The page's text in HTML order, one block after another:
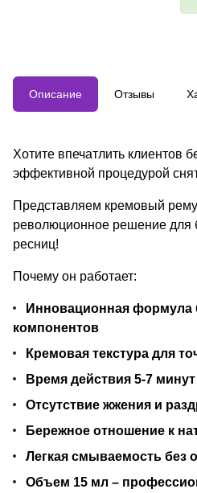
Описание Отзывы
Хотите впечатлить клиентов
эффективной процедурой
Представляем кремовый
революционное решение для
ресниц!
Почему он работает:
Инновационная формула
компонентов
Кремовая текстура для
Время действия 5-7 минут
Отсутствие жжения и
Бережное отношение к
Легкая смываемость без
Объем 15 мл –